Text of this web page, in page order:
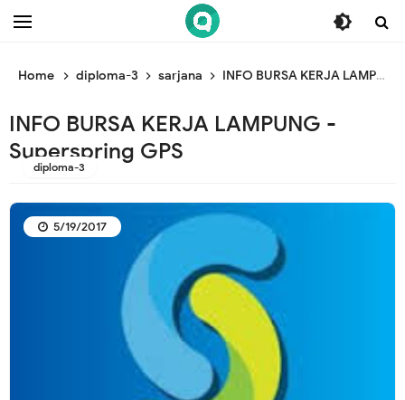
/* ganti br end */
Home diploma-3 sarjana INFO BURSA KERJA LAMPUNG - Superspring GPS
INFO BURSA KERJA LAMPUNG -
Superspring GPS
diploma-3
5/19/2017